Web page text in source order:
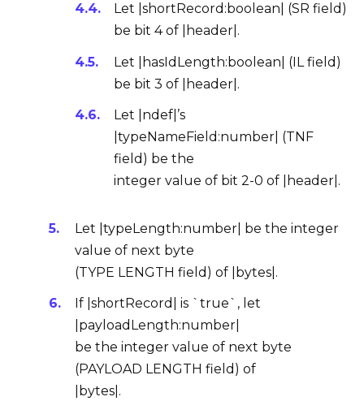
Let |shortRecord:boolean| (SR field )
be bit 4 of |header|.
Let |hasIdLength:boolean| (IL field )
be bit 3 of |header|.
Let |ndef|’s
|typeNameField:number| (TNF
field ) be the
integer value of bit 2-0 of |header|.
Let |typeLength:number| be the integer
value of next byte
(TYPE LENGTH field ) of |bytes|.
If |shortRecord| is `true`, let
|payloadLength:number|
be the integer value of next byte
(PAYLOAD LENGTH field ) of
|bytes|.